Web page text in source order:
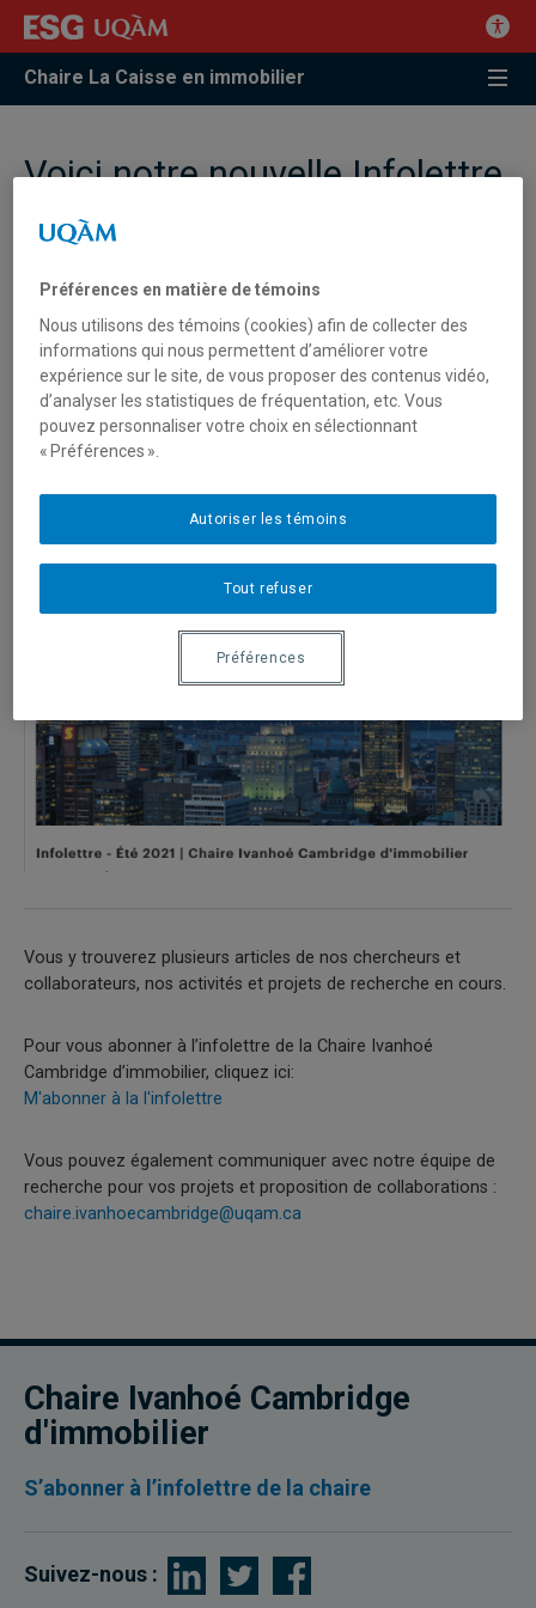
Chaire La Caisse en immobilier
Voici notre nouvelle Infolettre
– Été 2021 | Chaire Ivanhoé
Cambridge d’immobilier –
Bonne lecture!
Cliquez ici :
Infolettre - Été 2021 | Chaire Ivanhoé Cambridge d'immobilier
Bonne lecture!
Vous y trouverez plusieurs articles de nos chercheurs et
collaborateurs, nos activités et projets de recherche en cours.
Pour vous abonner à l’infolettre de la Chaire Ivanhoé
Cambridge d’immobilier, cliquez ici:
M'abonner à la l'infolettre
Vous pouvez également communiquer avec notre équipe de
recherche pour vos projets et proposition de collaborations :
chaire.ivanhoecambridge@uqam.ca
Chaire Ivanhoé Cambridge
d'immobilier
S’abonner à l’infolettre de la chaire
Suivez-nous :
Préférences en matière de témoins
Nous utilisons des témoins (cookies) afin de collecter des
informations qui nous permettent d’améliorer votre
expérience sur le site, de vous proposer des contenus vidéo,
d’analyser les statistiques de fréquentation, etc. Vous
pouvez personnaliser votre choix en sélectionnant
« Préférences ».
Tout refuser
Autoriser les témoins
Préférences